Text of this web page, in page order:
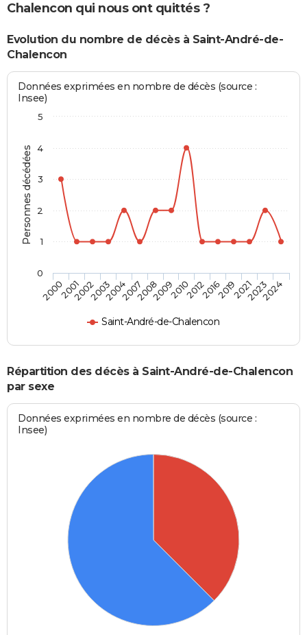
Chalencon qui nous ont quittés ?
Evolution du nombre de décès à Saint-André-de-
Chalencon
Personnes décédées
Données exprimées en nombre de décès (source :
Insee)
Saint-André-de-Chalencon
200020012002200320042007200820092010201220162019202120232024
0
1
2
3
4
5
Répartition des décès à Saint-André-de-Chalencon
par sexe
Données exprimées en nombre de décès (source :
Insee)